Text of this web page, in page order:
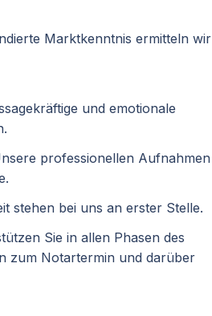
Marktkenntnis ermitteln wir
und emotionale
professionellen Aufnahmen
stehen bei uns an erster Stelle.​
Sie in allen Phasen des
zum Notartermin und darüber